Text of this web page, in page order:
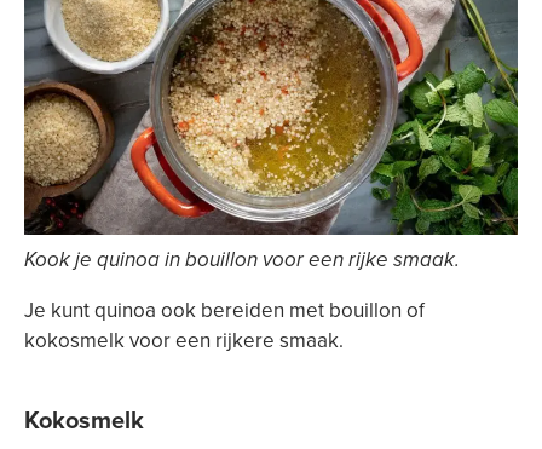
Kookje quinoa in bouillon vooreen rijke smaak.
Je kunt quinoa ook bereiden met bouillon of
kokosmelk voor een rijkere smaak.
Kokosmelk